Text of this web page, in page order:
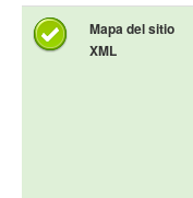
Mapa del sitio
XML